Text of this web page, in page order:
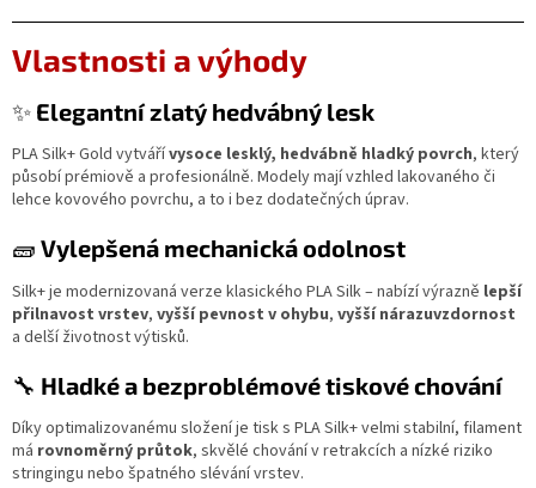
Vlastnosti a výhody
✨ Elegantní zlatý hedvábný lesk
PLA Silk+ Gold vytvářívysoce lesklý, hedvábně hladký povrch, který
působí prémiově a profesionálně. Modely mají vzhled lakovaného či
lehce kovového povrchu, a to i bez dodatečných úprav.
🧱 Vylepšená mechanická odolnost
Silk+ je modernizovaná verze klasického PLA Silk – nabízí výrazně lepší
přilnavost vrstev, vyšší pevnost v ohybu, vyšší nárazuvzdornost
a delší životnost výtisků.
🔧 Hladké a bezproblémové tiskové chování
Díky optimalizovanému složení je tisk s PLA Silk+ velmi stabilní, filament
má rovnoměrný průtok, skvělé chování v retrakcích a nízké riziko
stringingu nebo špatného slévání vrstev.